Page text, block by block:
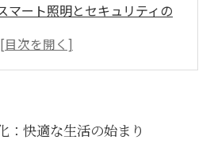
マート照明とセキュリティの
：快適な生活の始まり